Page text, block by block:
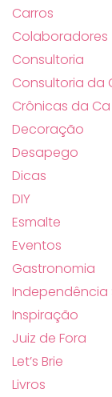
Carros
Colaboradores
Consultoria
Consultoria da
Crônicas da Ca
Decoração
Desapego
Dicas
DIY
Esmalte
Eventos
Gastronomia
Independência
Inspiração
Juiz de Fora
Let’s Brie
Livros